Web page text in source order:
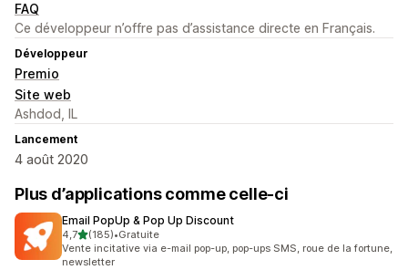
FAQ
Ce développeur n’offre pas d’assistance directe en Français.
Développeur
Premio
Site web
Ashdod, IL
Lancement
4 août 2020
Plus d’applications comme celle-ci
Email PopUp & Pop Up Discount
4,7étoile(s) sur 5
(185)
185 avis au total
•Gratuite
Vente incitative via e-mail pop-up, pop-ups SMS, roue de la fortune,
newsletter